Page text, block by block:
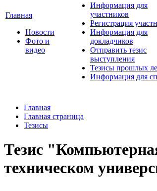
Главная
Новости
Фото и
видео
Информация для
участников
Регистрация
Информация для
докладчиков
Отправить тезис
выступления
Тезисы прошлых
Информация для
Главная
Главная страница
Тезисы
Тезис
техническом